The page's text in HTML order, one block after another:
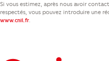
Si vous estimez, après nous avoir
respectés, vous pouvez introduire une
www.cnil.fr.